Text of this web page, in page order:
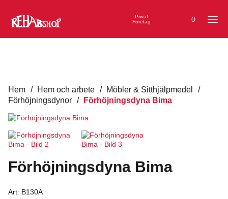
0
Privat
Företag
Hem / Hem och arbete / Möbler & Sitthjälpmedel
/
Förhöjningsdynor / Förhöjningsdyna Bima
Förhöjningsdyna Bima
Art: B130A